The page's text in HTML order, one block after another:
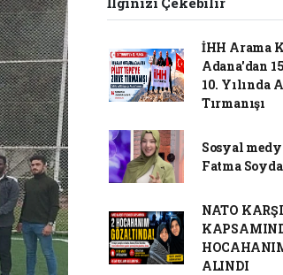
İHH Arama
Adana'dan
10. Yılında
Tırmanışı
Sosyal
Fatma
NATO
ALINDI